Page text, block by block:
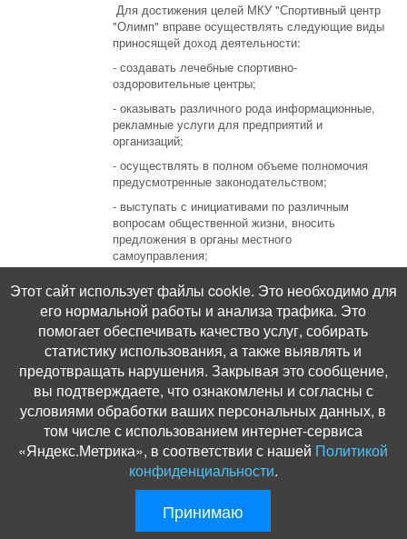
Для достижения целей МКУ "Спортивный центр
"Олимп" вправе осуществлять следующие виды
приносящей доход деятельности:
- создавать лечебные спортивно-
оздоровительные центры;
- оказывать различного рода информационные,
рекламные услуги для предприятий и
организаций;
- осуществлять в полном объеме полномочия
предусмотренные законодательством;
- выступать с инициативами по различным
вопросам общественной жизни, вносить
предложения в органы местного
самоуправления;
имущество, предназначенное для ведения
установленной деятельности;
- оказывать платные услуги.
Отдельные виды деятельности может
осуществлять учреждение только на основании
специальных разрешений (лицензий).
© Администрация Новолабинского сельского поселения, 2012.
Все права защищенны законом и международными соглашениями.
Этот сайт использует файлы cookie. Это необходимо для
его нормальной работы и анализа трафика. Это
помогает обеспечивать качество услуг, собирать
статистику использования, а также выявлять и
предотвращать нарушения. Закрывая это сообщение,
вы подтверждаете, что ознакомлены и согласны с
условиями обработки ваших персональных данных, в
том числе с использованием интернет-сервиса
«Яндекс.Метрика», в соответствии с нашей Политикой
конфиденциальности.
Принимаю